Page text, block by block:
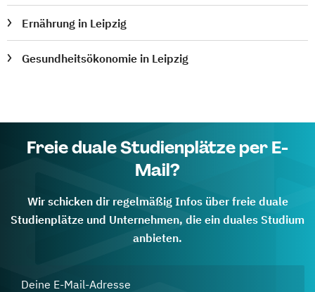
Ernährung in Leipzig
Gesundheitsökonomie in Leipzig
Freie duale Studienplätze per E-
Mail?
Wir schicken dir regelmäßig Infos über freie duale
Studienplätze und Unternehmen, die ein duales Studium
anbieten.
Deine E-Mail-Adresse